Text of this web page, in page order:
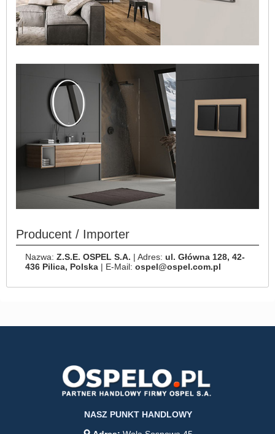
Producent / Importer
Nazwa: Z.S.E. OSPEL S.A. | Adres: ul. Główna 128, 42-
436 Pilica, Polska | E-Mail: ospel@ospel.com.pl
NASZ PUNKT HANDLOWY